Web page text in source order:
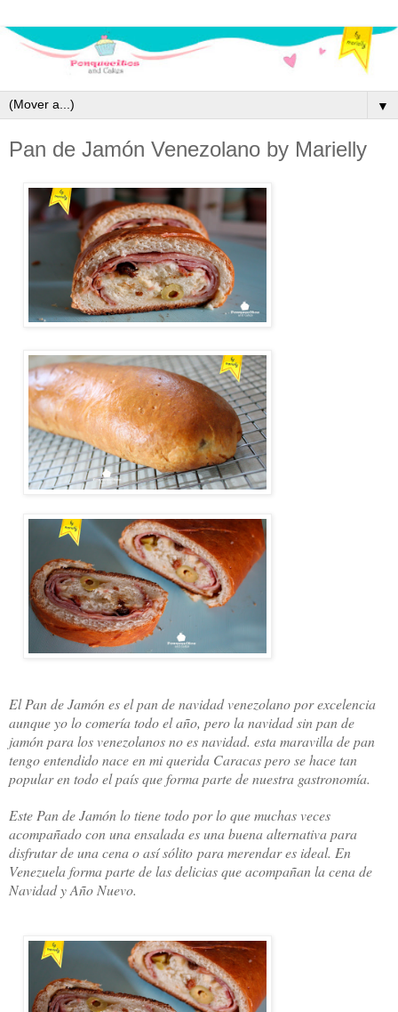
▼
Pan de Jamón Venezolano by Marielly
El Pan de Jamón es el pan de navidad venezolano por excelencia
aunque yo lo comería todo el año, pero la navidad sin pan de
jamón para los venezolanos no es navidad. esta maravilla de pan
tengo entendido nace en mi querida Caracas pero se hace tan
popular en todo el país que forma parte de nuestra gastronomía.
Este Pan de Jamón lo tiene todo por lo que muchas veces
acompañado con una ensalada es una buena alternativa para
disfrutar de una cena o así sólito para merendar es ideal. En
Venezuela forma parte de las delicias que acompañan la cena de
Navidad y Año Nuevo.